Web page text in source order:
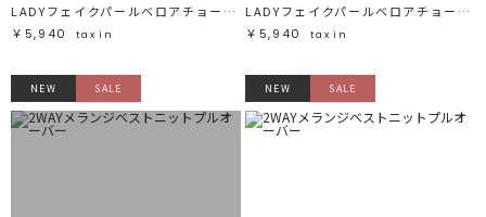
LADYフェイクパールベロアチョーカー
￥5,940
tax in
LADYフェイクパールベロアチョーカー
￥5,940
tax in
NEW SALE NEW SALE